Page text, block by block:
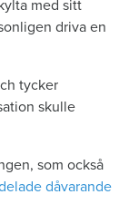
med sitt
driva en
tycker
skulle
som också
dåvarande